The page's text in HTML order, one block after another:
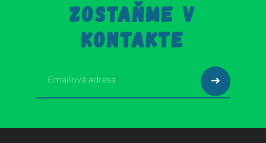
ZOSTAŇME V
KONTAKTE